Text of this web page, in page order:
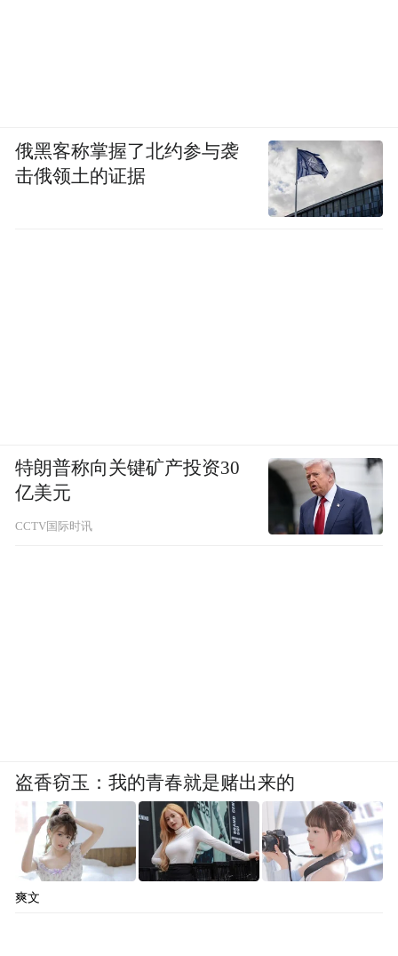
俄黑客称掌握了北约参与袭
击俄领土的证据
特朗普称向关键矿产投资30
亿美元
CCTV国际时讯
盗香窃玉：我的青春就是赌出来的
爽文